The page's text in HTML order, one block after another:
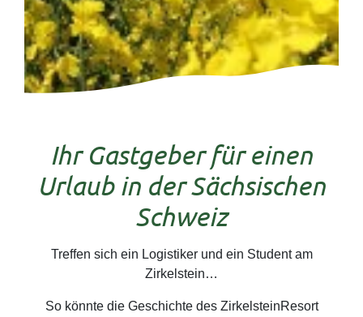
Ihr Gastgeber für einen
Urlaub in der Sächsischen
Schweiz
Treffen sich ein Logistiker und ein Student am
Zirkelstein…
So könnte die Geschichte des ZirkelsteinResort